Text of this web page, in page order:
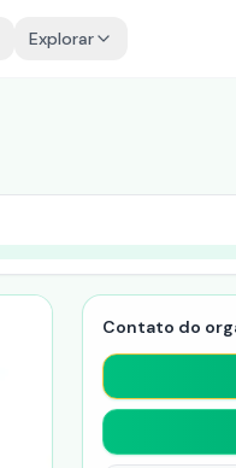
Explorar
Contato do